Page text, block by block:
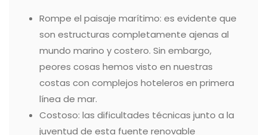
Rompe el paisaje marítimo: es evidente que
son estructuras completamente ajenas al
mundo marino y costero. Sin embargo,
peores cosas hemos visto en nuestras
costas con complejos hoteleros en primera
línea de mar.
Costoso: las dificultades técnicas junto a la
juventud de esta fuente renovable